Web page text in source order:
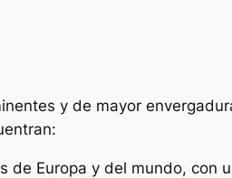
y de mayor
de Europa y del mundo, con